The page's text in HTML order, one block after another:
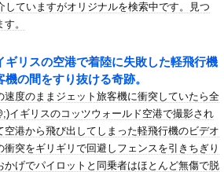
ったディズニー信者、帰国後『...
愛すぎるだろ！！【近藤沙樹...
るもヒーローインタビューに...
？
れなくて傷つく」
ｗｗｗ
てしまう…
していますがオリジナルを検索中です。見つ
。
ギリスの空港で着陸に失敗した軽飛行機
の間をすり抜ける奇跡。
速度のままジェット旅客機に衝突していたら全
イギリスのコッツウォールド空港で撮影され
空港から飛び出してしまった軽飛行機のビデオ
衝突をギリギリで回避しフェンスを引きちぎり
かげでパイロットと同乗者はほとんど無傷で脱